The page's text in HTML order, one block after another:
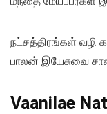
நட்சத்திரங்கள் வழி
பாலன் இயேசுவை
Vaanilae